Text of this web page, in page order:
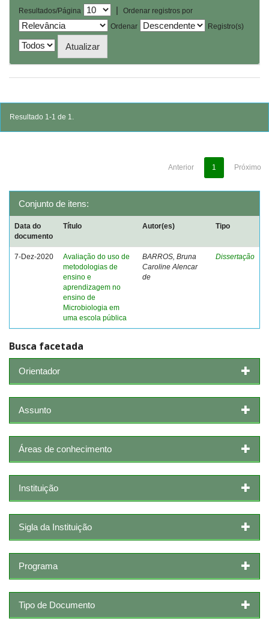
Resultados/Página |
Ordenar registros por
Ordenar
Registro(s)
Resultado 1-1 de 1.
Anterior 1 Próximo
Conjunto de itens:
Data do
documento
Título Autor(es) Tipo
7-Dez-2020
Avaliação do uso de
metodologias de
ensino e
aprendizagem no
ensino de
Microbiologia em
uma escola pública
BARROS, Bruna
Caroline Alencar
de
Dissertação
Busca facetada
Orientador
Assunto
Áreas de conhecimento
Instituição
Sigla da Instituição
Programa
Tipo de Documento